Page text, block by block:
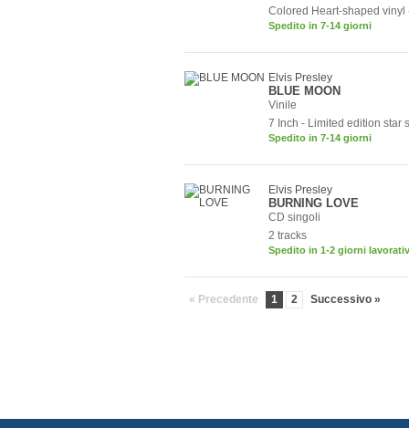
Colored Heart-shaped vinyl
Spedito in 7-14 giorni
Elvis Presley
BLUE MOON
Vinile
7 Inch - Limited edition star
Spedito in 7-14 giorni
Elvis Presley
BURNING LOVE
CD singoli
2 tracks
Spedito in 1-2 giorni
« Precedente 1 2 Successivo »